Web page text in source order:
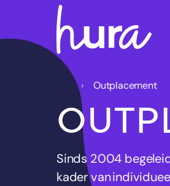
Outplacement
Sinds 2004
kader van